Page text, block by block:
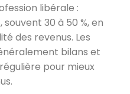
libérale :
30 à 50 %, en
des revenus. Les
bilans et
pour mieux